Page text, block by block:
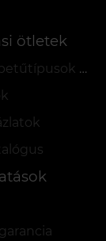
ötletek
Tetováló betűtípusok online